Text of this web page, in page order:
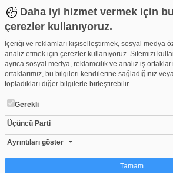
Daha iyi hizmet vermek için
çerezler kullanıyoruz.
İçeriği ve reklamları kişiselleştirmek, sosyal medya
analiz etmek için çerezler kullanıyoruz. Sitemizi
ayrıca sosyal medya, reklamcılık ve analiz iş
ortaklarımız, bu bilgileri kendilerine sağladığınız
topladıkları diğer bilgilerle birleştirebilir.
Gerekli
Üçüncü Parti
Ayrıntıları göster
Tamam
Bursa'da evinin önüne motosikletini